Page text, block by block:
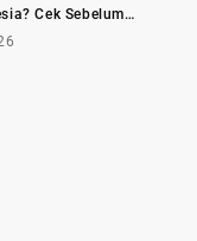
Cek Sebelum